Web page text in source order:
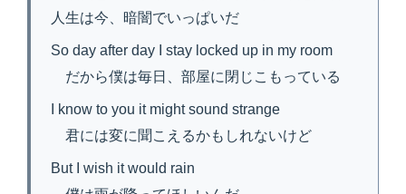
人生は今、暗闇でいっぱいだ
So day after day I stay locked up in my room
だから僕は毎日、部屋に閉じこもっている
I know to you it might sound strange
君には変に聞こえるかもしれないけど
But I wish it would rain